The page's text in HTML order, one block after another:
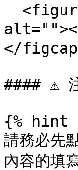
</
#### ⚠️
{% hint
請務必先
內容的填寫